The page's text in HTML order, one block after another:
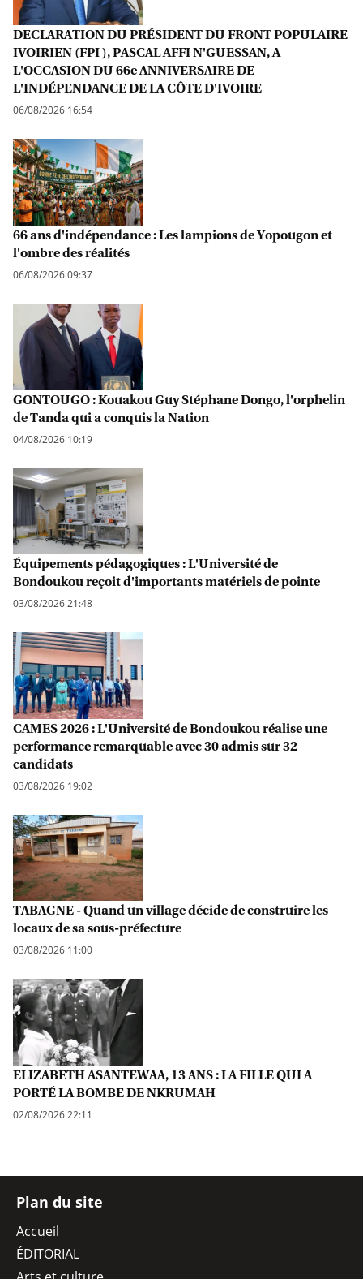
DECLARATION DU PRÉSIDENT DU FRONT POPULAIRE
IVOIRIEN (FPI ), PASCAL AFFI N'GUESSAN, A
L'OCCASION DU 66e ANNIVERSAIRE DE
L'INDÉPENDANCE DE LA CÔTE D'IVOIRE
06/08/2026 16:54
66 ans d'indépendance : Les lampions de Yopougon et
l'ombre des réalités
06/08/2026 09:37
GONTOUGO : Kouakou Guy Stéphane Dongo, l'orphelin
de Tanda qui a conquis la Nation
04/08/2026 10:19
Équipements pédagogiques : L'Université de
Bondoukou reçoit d'importants matériels de pointe
03/08/2026 21:48
CAMES 2026 : L'Université de Bondoukou réalise une
performance remarquable avec 30 admis sur 32
candidats
03/08/2026 19:02
TABAGNE - Quand un village décide de construire les
locaux de sa sous-préfecture
03/08/2026 11:00
ELIZABETH ASANTEWAA, 13 ANS : LA FILLE QUI A
PORTÉ LA BOMBE DE NKRUMAH
02/08/2026 22:11
Plan du site
Accueil
ÉDITORIAL